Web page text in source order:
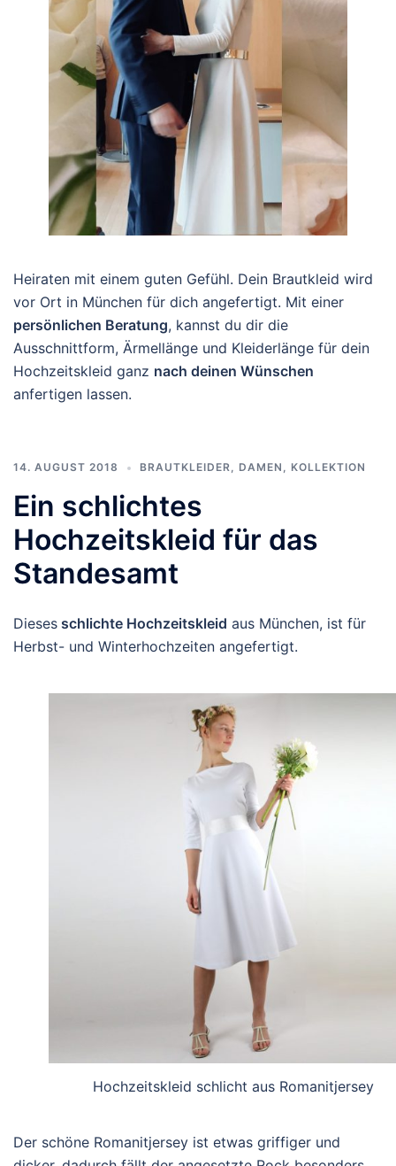
Heiraten mit einem guten Gefühl. Dein Brautkleid wird
vor Ort in München für dich angefertigt. Mit einer
persönlichen Beratung, kannst du dir die
Ausschnittform, Ärmellänge und Kleiderlänge für dein
Hochzeitskleid ganz nach deinen Wünschen
anfertigen lassen.
14. AUGUST 2018 BRAUTKLEIDER, DAMEN , KOLLEKTION
Ein schlichtes
Hochzeitskleid für das
Standesamt
Dieses schlichte Hochzeitskleid aus München, ist für
Herbst- und Winterhochzeiten angefertigt.
Hochzeitskleid schlicht aus Romanitjersey
Der schöne Romanitjersey ist etwas griffiger und